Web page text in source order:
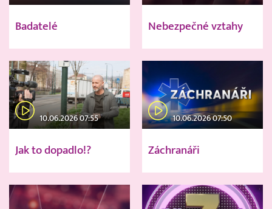
Badatelé Nebezpečné vztahy
10.06.2026 07:55
Jak to dopadlo!?
10.06.2026 07:50
Záchranáři